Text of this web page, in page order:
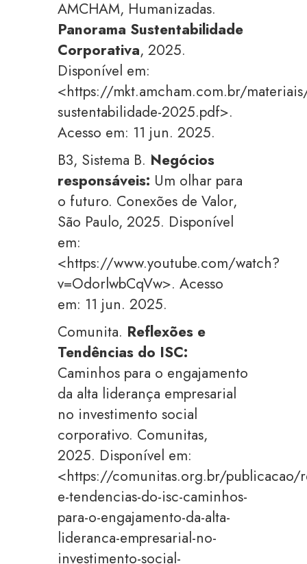
AMCHAM, Humanizadas.
Panorama Sustentabilidade
Corporativa, 2025.
Disponível em:
<https://mkt.amcham.com.br/
sustentabilidade-2025.pdf>.
Acesso em: 11 jun. 2025.
B3, Sistema B. Negócios
responsáveis: Um olhar para
o futuro. Conexões de Valor,
São Paulo, 2025. Disponível
em:
<https://www.youtube.com/watch?
v=OdorlwbCqVw>. Acesso
em: 11 jun. 2025.
Comunita. Reflexões e
Tendências do ISC:
Caminhos para o engajamento
da alta liderança empresarial
no investimento social
corporativo. Comunitas,
2025. Disponível em:
<https://comunitas.org.br/publicacao/
e-tendencias-do-isc-caminhos-
para-o-engajamento-da-alta-
lideranca-empresarial-no-
investimento-social-